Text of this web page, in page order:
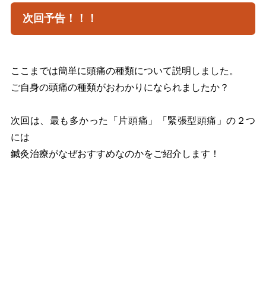
次回予告！！！
ここまでは簡単に頭痛の種類について説明しました。
ご自身の頭痛の種類がおわかりになられましたか？
次回は、最も多かった「片頭痛」「緊張型頭痛」の２つ
には
鍼灸治療がなぜおすすめなのかをご紹介します！